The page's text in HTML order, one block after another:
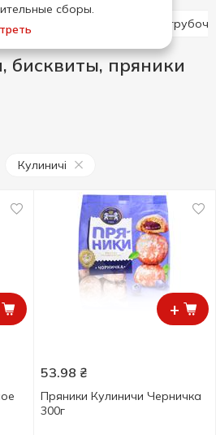
сборы.
Вафельные торты,
бисквиты, пряники
Кулиничі
+
53.98 ₴
Пряники Кулиничи Черничка
300г